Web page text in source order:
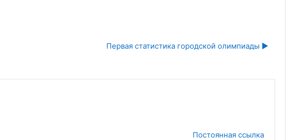
Первая статистика городской олимпиады ▶︎
Постоянная ссылка